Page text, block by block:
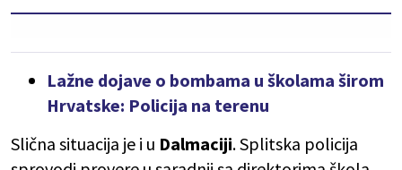
Lažne dojave o bombama u školama širom
Hrvatske: Policija na terenu
Slična situacija je i u Dalmaciji. Splitska policija